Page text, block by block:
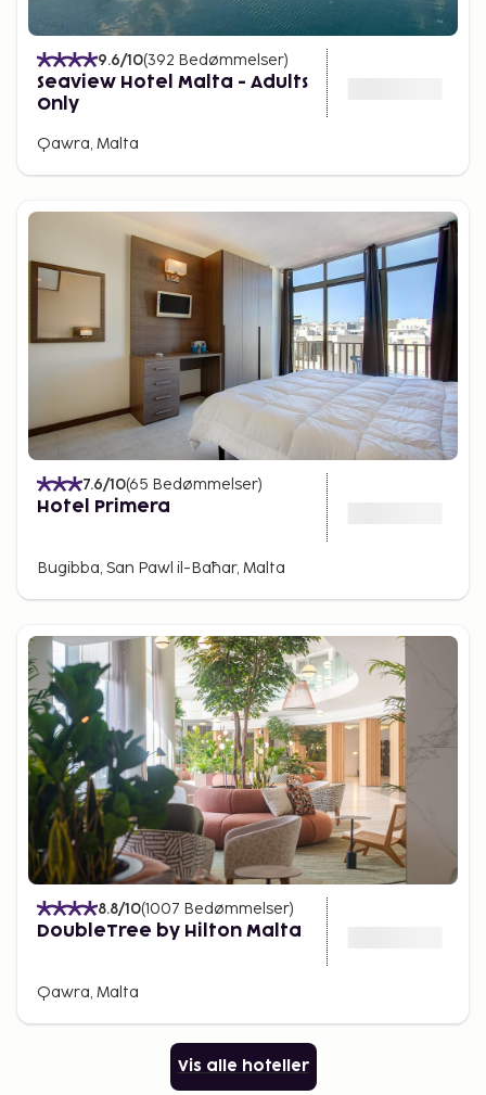
9.6/10(392 Bedømmelser)
Seaview Hotel Malta - Adults
Only
Qawra, Malta
7.6/10(65 Bedømmelser)
Hotel Primera
Bugibba, San Pawl il-Baħar, Malta
8.8/10(1007 Bedømmelser)
DoubleTree by Hilton Malta
Qawra, Malta
Vis alle hoteller